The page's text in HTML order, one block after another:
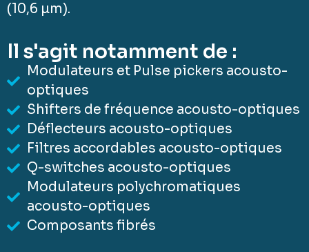
(10,6 µm).
Il s'agit notamment de :
Modulateurs et Pulse pickers acousto-
optiques
Shifters de fréquence acousto-optiques
Déflecteurs acousto-optiques
Filtres accordables acousto-optiques
Q-switches acousto-optiques
Modulateurs polychromatiques
acousto-optiques
Composants fibrés